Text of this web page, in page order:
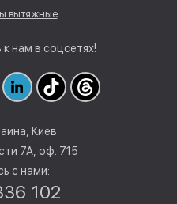
вытяжные
нам в соцсетях!
Киев
7А, оф. 715
с нами:
102